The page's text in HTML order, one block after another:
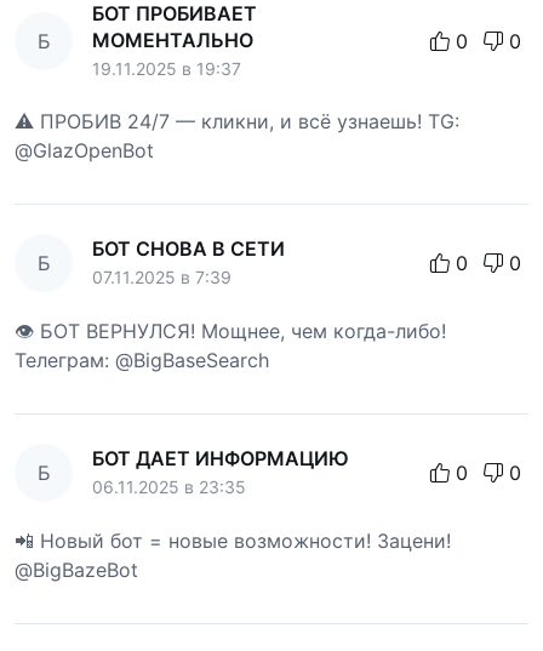
Б
БОТ ПРОБИВАЕТ
МОМЕНТАЛЬНО
19.11.2025 в 19:37
0 0
⚠️ ПРОБИВ 24/7 — кликни, и всё узнаешь! TG:
@GlazOpenBot
Б
БОТ СНОВА В СЕТИ
07.11.2025 в 7:39
0 0
👁 БОТ ВЕРНУЛСЯ! Мощнее, чем когда-либо!
Телеграм: @BigBaseSearch
Б
БОТ ДАЕТ ИНФОРМАЦИЮ
06.11.2025 в 23:35
0 0
📲 Новый бот = новые возможности! Зацени!
@BigBazeBot